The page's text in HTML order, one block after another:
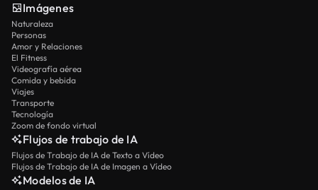
Imágenes
Naturaleza
Personas
Amor y Relaciones
El Fitness
Videografía aérea
Comida y bebida
Viajes
Transporte
Tecnología
Zoom de fondo virtual
Flujos de trabajo de IA
Flujos de Trabajo de IA de Texto a Vídeo
Flujos de Trabajo de IA de Imagen a Vídeo
Modelos de IA